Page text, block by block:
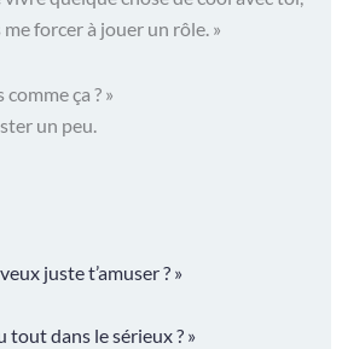
forcer à jouer un rôle. »
ça ? »
un peu.
juste t’amuser ? »
tout dans le sérieux ? »